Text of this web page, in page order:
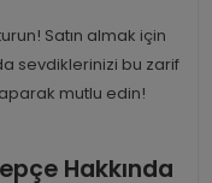
Satın almak için
sevdiklerinizi bu zarif
mutlu edin!
Hakkında